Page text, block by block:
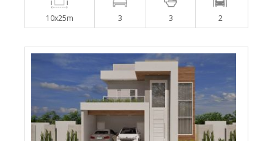
10x25m 3 3 2